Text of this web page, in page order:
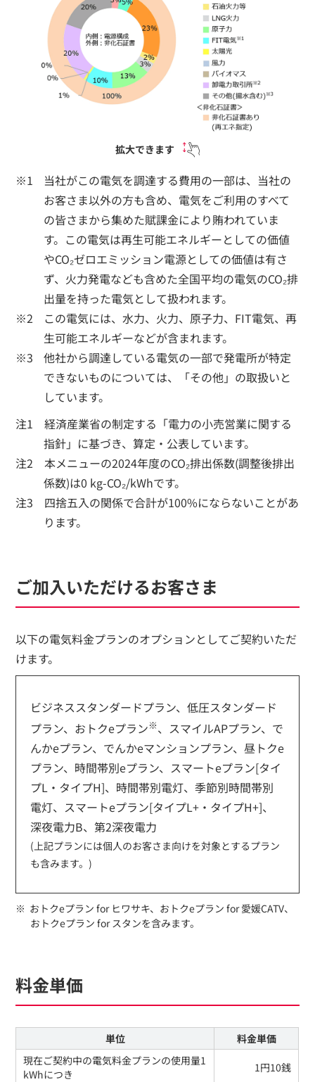
拡大できます
当社がこの電気を調達する費用の一部は、当社の
お客さま以外の方も含め、電気をご利用のすべて
の皆さまから集めた賦課金により賄われていま
す。この電気は再生可能エネルギーとしての価値
やCO₂ゼロエミッション電源としての価値は有さ
ず、火力発電なども含めた全国平均の電気のCO₂排
出量を持った電気として扱われます。
この電気には、水力、火力、原子力、FIT電気、再
生可能エネルギーなどが含まれます。
他社から調達している電気の一部で発電所が特定
できないものについては、「その他」の取扱いと
しています。
注1 経済産業省の制定する「電力の小売営業に関する
指針」に基づき、算定・公表しています。
注2 本メニューの2024年度のCO₂排出係数(調整後排出
係数)は0 kg-CO₂/kWhです。
注3 四捨五入の関係で合計が100%にならないことがあ
ります。
ご加入いただけるお客さま
以下の電気料金プランのオプションとしてご契約いただ
けます。
ビジネススタンダードプラン、低圧スタンダード
プラン、 おトクeプラン※、スマイルAPプラン、で
んかeプラン、でんかeマンションプラン、昼トクe
プラン、時間帯別eプラン、スマートeプラン[タイ
プL・タイプH]、時間帯別電灯、季節別時間帯別
電灯、スマートeプラン[タイプL+・タイプH+]、
深夜電力B、第2深夜電力
(上記プランには個人のお客さま向けを対象とするプラン
も含みます。)
おトクeプラン for ヒワサキ、おトクeプラン for 愛媛CATV、
おトクeプラン for スタンを含みます。
料金単価
単位
料金単価
現在ご契約中の電気料金プランの使用量1
kWhにつき
1円10銭